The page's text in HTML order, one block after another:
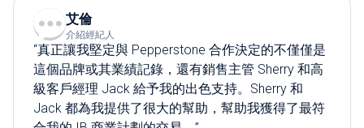
艾倫
介紹經紀人
“真正讓我堅定與 Pepperstone 合作決定的不僅僅是
這個品牌或其業績記錄，還有銷售主管 Sherry 和高
級客戶經理 Jack 給予我的出色支持。Sherry 和
Jack 都為我提供了很大的幫助，幫助我獲得了最符